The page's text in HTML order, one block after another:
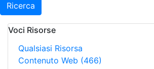
Ricerca
Voci Risorse
Qualsiasi Risorsa
Contenuto Web (466)